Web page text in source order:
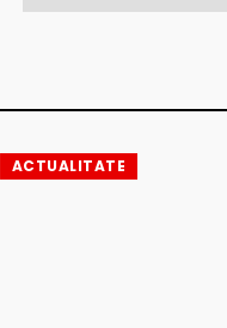
ACTUALITATE